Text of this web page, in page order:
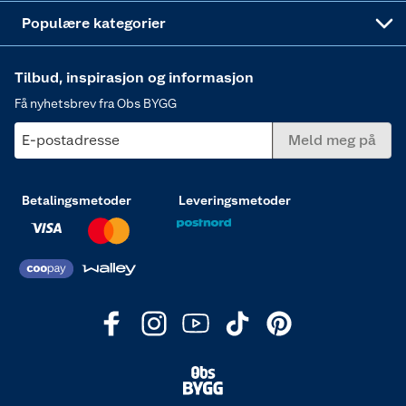
Populære kategorier
Tilbud, inspirasjon og informasjon
Få nyhetsbrev fra Obs BYGG
E-postadresse Meld meg på
Betalingsmetoder Leveringsmetoder